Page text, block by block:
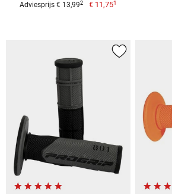
Adviesprijs € 13,992 € 11,751